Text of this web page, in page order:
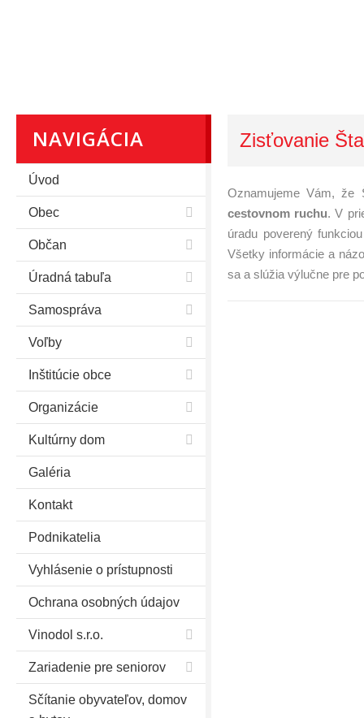
NAVIGÁCIA
Úvod
Obec
Občan
Úradná tabuľa
Samospráva
Voľby
Inštitúcie obce
Organizácie
Kultúrny dom
Galéria
Kontakt
Podnikatelia
Vyhlásenie o prístupnosti
Ochrana osobných údajov
Vinodol s.r.o.
Zariadenie pre seniorov
Sčítanie obyvateľov, domov
Zisťovanie
Oznamujeme Vám,
cestovnom ruchu. V
úradu poverený
Všetky informácie a
sa a slúžia výlučne pre